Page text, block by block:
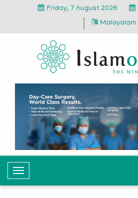
Friday, 7 August 2026
Malayalam
T
o